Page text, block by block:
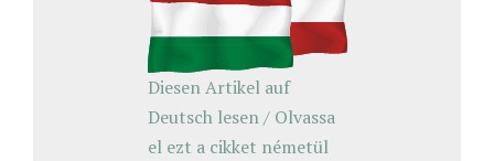
Diesen Artikel auf
Deutsch lesen / Olvassa
el ezt a cikket németül